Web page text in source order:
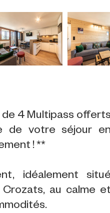
4 Multipass
de votre séjour
! **
idéalement
au calme